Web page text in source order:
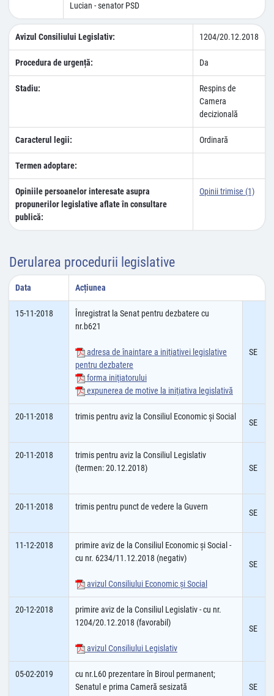
Lucian - senator PSD
Avizul Consiliului Legislativ: 1204/20.12.2018
Procedura de urgență: Da
Stadiu:
Respins de
Camera
decizională
Caracterul legii: Ordinară
Termen adoptare:
Opiniile persoanelor interesate asupra
propunerilor legislative aflate în consultare
publică:
Opinii trimise (1)
Derularea procedurii legislative
Data Acțiunea
15-11-2018
Înregistrat la Senat pentru dezbatere cu
nr.b621
adresa de înaintare a iniţiativei legislative
pentru dezbatere
forma iniţiatorului
expunerea de motive la iniţiativa legislativă
SE
20-11-2018 trimis pentru aviz la Consiliul Economic şi Social
SE
20-11-2018
trimis pentru aviz la Consiliul Legislativ
(termen: 20.12.2018)
SE
20-11-2018 trimis pentru punct de vedere la Guvern
SE
11-12-2018
primire aviz de la Consiliul Economic şi Social -
cu nr. 6234/11.12.2018 (negativ)
avizul Consiliului Economic şi Social
SE
20-12-2018
primire aviz de la Consiliul Legislativ - cu nr.
1204/20.12.2018 (favorabil)
avizul Consiliului Legislativ
SE
05-02-2019
cu nr.L60 prezentare în Biroul permanent;
Senatul e prima Cameră sesizată
SE